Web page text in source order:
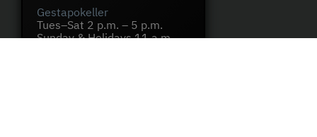
Gestapokeller
Tues–Sat 2 p.m. – 5 p.m.
Sunday & Holidays 11 a.m. –